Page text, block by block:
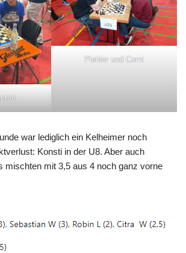
Piehler und Corni
war lediglich ein Kelheimer noch
Konsti in der U8. Aber auch
mischten mit 3,5 aus 4 noch ganz vorne